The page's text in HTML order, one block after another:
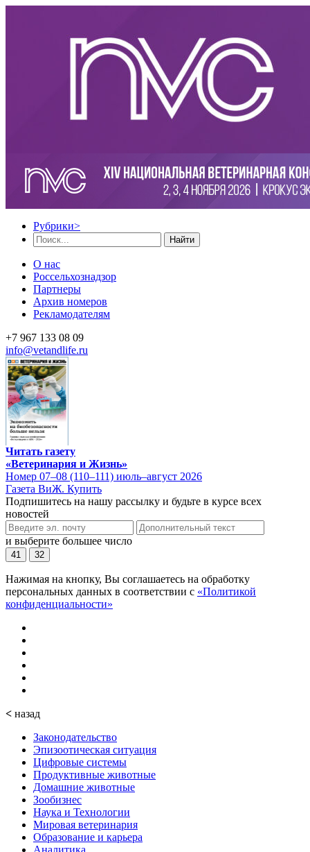
Рубрики>
Найти
О нас
Россельхознадзор
Партнеры
Архив номеров
Рекламодателям
+7 967 133 08 09
info@vetandlife.ru
Читать газету
«Ветеринария и Жизнь»
Номер 07–08 (110–111) июль–август 2026
Газета ВиЖ. Купить
Подпишитесь на нашу рассылку и будьте в курсе всех
новостей
и выберите большее число
41 32
Нажимая на кнопку, Вы соглашаетесь на обработку
персональных данных в соответствии с «Политикой
конфиденциальности»
< назад
Законодательство
Эпизоотическая ситуация
Цифровые системы
Продуктивные животные
Домашние животные
Зообизнес
Наука и Технологии
Мировая ветеринария
Образование и карьера
Аналитика